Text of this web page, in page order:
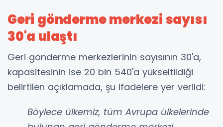
Geri gönderme merkezi sayısı
30'a ulaştı
Geri gönderme merkezlerinin sayısının 30'a,
kapasitesinin ise 20 bin 540'a yükseltildiği
belirtilen açıklamada, şu ifadelere yer verildi:
Böylece ülkemiz, tüm Avrupa ülkelerinde